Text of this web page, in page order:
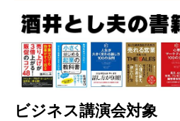
ビジネス講演会対象